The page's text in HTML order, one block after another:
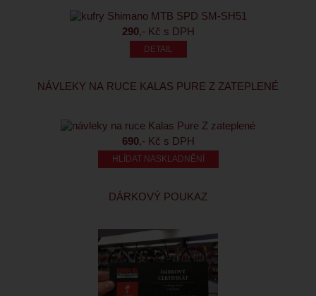
290,- Kč s DPH
NÁVLEKY NA RUCE KALAS PURE Z ZATEPLENÉ
690,- Kč s DPH
HLÍDAT NASKLADNĚNÍ
DÁRKOVÝ POUKAZ